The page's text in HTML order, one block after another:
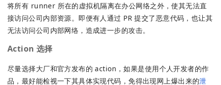
将所有 runner 所在的虚拟机隔离在办公网络之外，使其无法直
接访问公司内部资源。即便有人通过 PR 提交了恶意代码，也让其
无法访问公司内部网络，造成进一步的攻击。
Action 选择
尽量选择大厂和官方发布的 action，如果是使用个人开发者的作
品，最好能检视一下其具体实现代码，免得出现网上爆出来的泄